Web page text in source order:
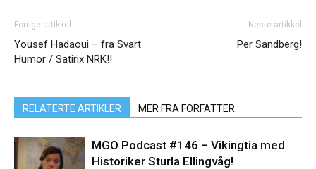
Forrige artikkel
Yousef Hadaoui – fra Svart
Humor / Satirix NRK!!
Neste artikkel
Per Sandberg!
RELATERTE ARTIKLER MER FRA FORFATTER
MGO Podcast #146 – Vikingtia med
Historiker Sturla Ellingvåg!